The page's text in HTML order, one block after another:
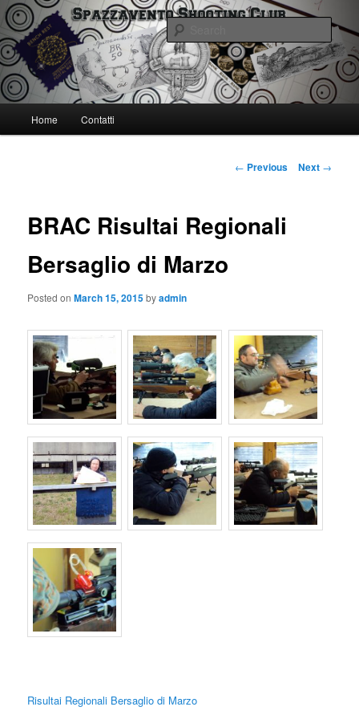
Skip
to
primary
contentSpazzavento SC
Spazzavento Shooting Club
Home Contatti
Post
← Previous Next →
BRAC Risultai Regionali
Bersaglio di Marzo
Posted onMarch 15, 2015byadmin
Risultai Regionali Bersaglio di Marzo